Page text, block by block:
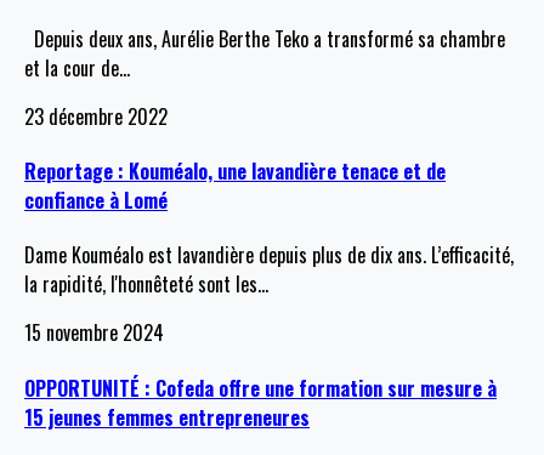
Depuis deux ans, Aurélie Berthe Teko a transformé sa chambre
et la cour de…
23 décembre 2022
Reportage : Kouméalo, une lavandière tenace et de
confiance à Lomé
Dame Kouméalo est lavandière depuis plus de dix ans. L’efficacité,
la rapidité, l'honnêteté sont les…
15 novembre 2024
OPPORTUNITÉ : Cofeda offre une formation sur mesure à
15 jeunes femmes entrepreneures